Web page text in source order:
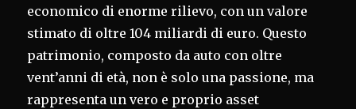
economico di enorme rilievo, con un valore
stimato di oltre 104 miliardi di euro. Questo
patrimonio, composto da auto con oltre
vent’anni di età, non è solo una passione, ma
rappresenta un vero e proprio asset